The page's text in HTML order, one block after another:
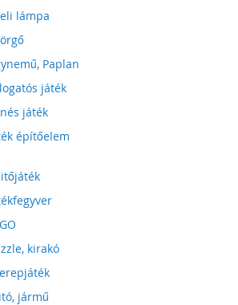
lámpa
Paplan
játék
játék
építőelem
kirakó
jármű